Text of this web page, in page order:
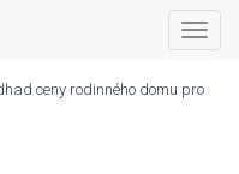
ceny rodinného domu pro